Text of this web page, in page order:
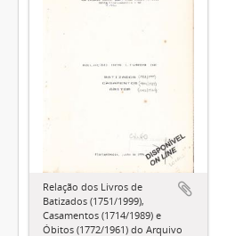
Relação dos Livros de
Batizados (1751/1999),
Casamentos (1714/1989) e
Óbitos (1772/1961) do Arquivo